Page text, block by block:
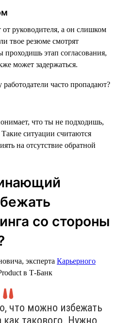
руководителя, а он слишком
твое резюме смотрят
проходишь этап согласования,
может задержаться.
что ты не подходишь,
ситуации считаются
на отсутствие обратной
со стороны
эксперта Карьерного
в Т-Банк
что можно избежать
как такового. Нужно